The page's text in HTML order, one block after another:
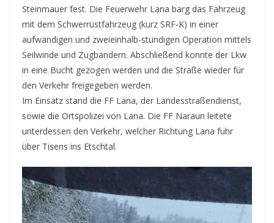
Steinmauer fest. Die Feuerwehr Lana barg das Fahrzeug
mit dem Schwerrüstfahrzeug (kurz SRF-K) in einer
aufwändigen und zweieinhalb-stündigen Operation mittels
Seilwinde und Zugbändern. Abschließend konnte der Lkw
in eine Bucht gezogen werden und die Straße wieder für
den Verkehr freigegeben werden.
Im Einsatz stand die FF Lana, der Landesstraßendienst,
sowie die Ortspolizei von Lana. Die FF Naraun leitete
unterdessen den Verkehr, welcher Richtung Lana fuhr
über Tisens ins Etschtal.